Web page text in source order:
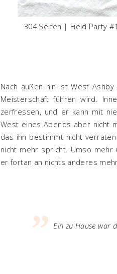
304 Seiten | Field Party
Nach außen hin ist West
Meisterschaft führen wird.
zerfressen, und er kann mit
West eines Abends aber nicht
das ihn bestimmt nicht
nicht mehr spricht. Umso
er fortan an nichts anderes
Ein zu Hause war